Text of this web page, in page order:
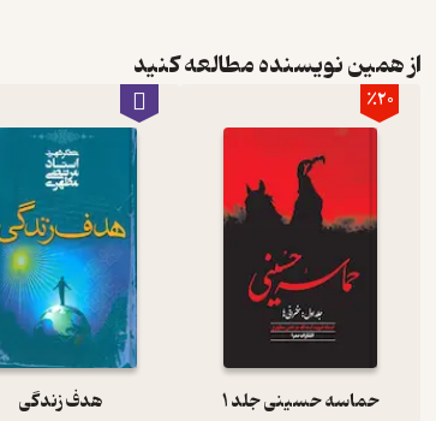
از همین نویسنده مطالعه کنید
٪20
حماسه حسینی جلد 1 هدف زندگی